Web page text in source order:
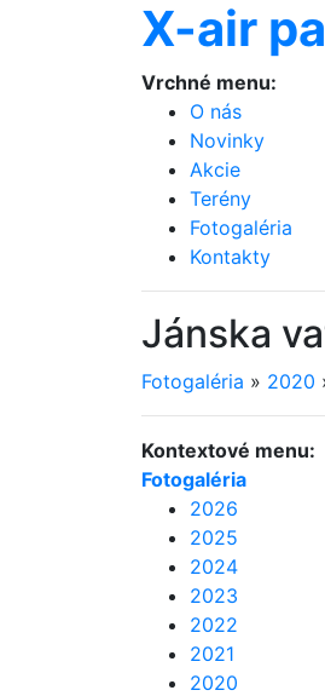
X-air
Vrchné menu:
O nás
Novinky
Akcie
Terény
Fotogaléria
Kontakty
Jánska
Fotogaléria » 2020
Kontextové menu:
Fotogaléria
2026
2025
2024
2023
2022
2021
2020